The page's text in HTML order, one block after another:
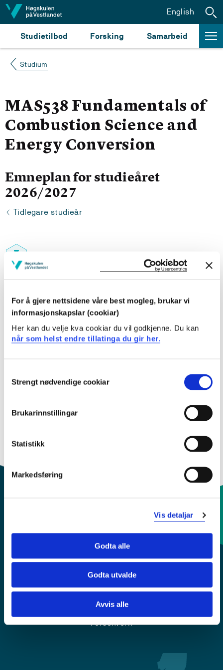
For å gjere nettsidene våre best mogleg, brukar vi
informasjonskapslar (cookiar)
Her kan du velje kva cookiar du vil godkjenne. Du kan
når som helst endre tillatinga du gir her.
Selection
Strengt nødvendige cookiar
Brukarinnstillingar
Statistikk
Markedsføring
Vis detaljar
Godta alle
Godta utvalde
Avvis alle
Hopp til innhald
Studietilbod Forsking Samarbeid
English
Studium
MAS538 Fundamentals of
Combustion Science and
Energy Conversion
Emneplan for studieåret
2026/2027
Tidlegare studieår
Pensum-/litteraturliste
Innhold og oppbygning
Emnebeskrivelsen finnes kun på engelsk, gå til våre
engelske nettsider ved å klikke "English" øverst i
Kontaktinfo og opningstider
Sentralbord: 55 58 58 00
Personvern